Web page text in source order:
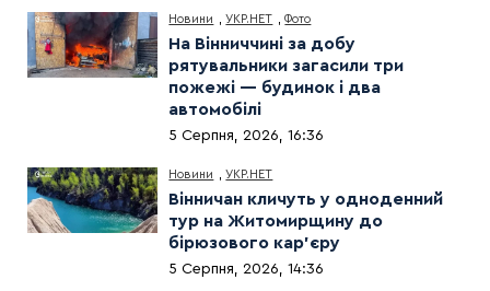
Новини ,УКР.НЕТ ,Фото
На Вінниччині за добу
рятувальники загасили три
пожежі — будинок і два
автомобілі
5 Серпня, 2026, 16:36
Новини ,УКР.НЕТ
Вінничан кличуть у одноденний
тур на Житомирщину до
бірюзового кар’єру
5 Серпня, 2026, 14:36